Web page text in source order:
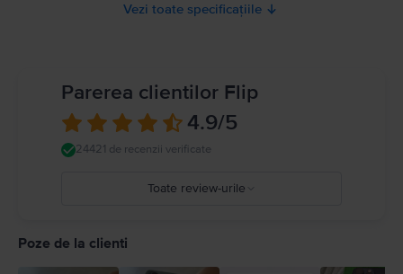
Vezi toate specificațiile
Parerea clientilor Flip
4.9/5
24421 de recenzii verificate
Toate review-urile
Poze de la clienti